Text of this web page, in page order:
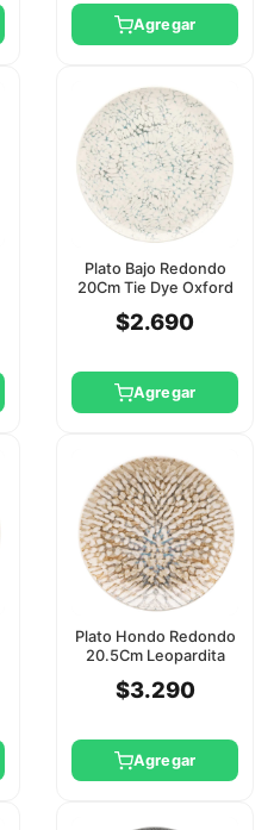
Agregar
Plato Bajo Redondo
20Cm Tie Dye Oxford
$2.690
Agregar
Plato Hondo Redondo
20.5Cm Leopardita
$3.290
Agregar